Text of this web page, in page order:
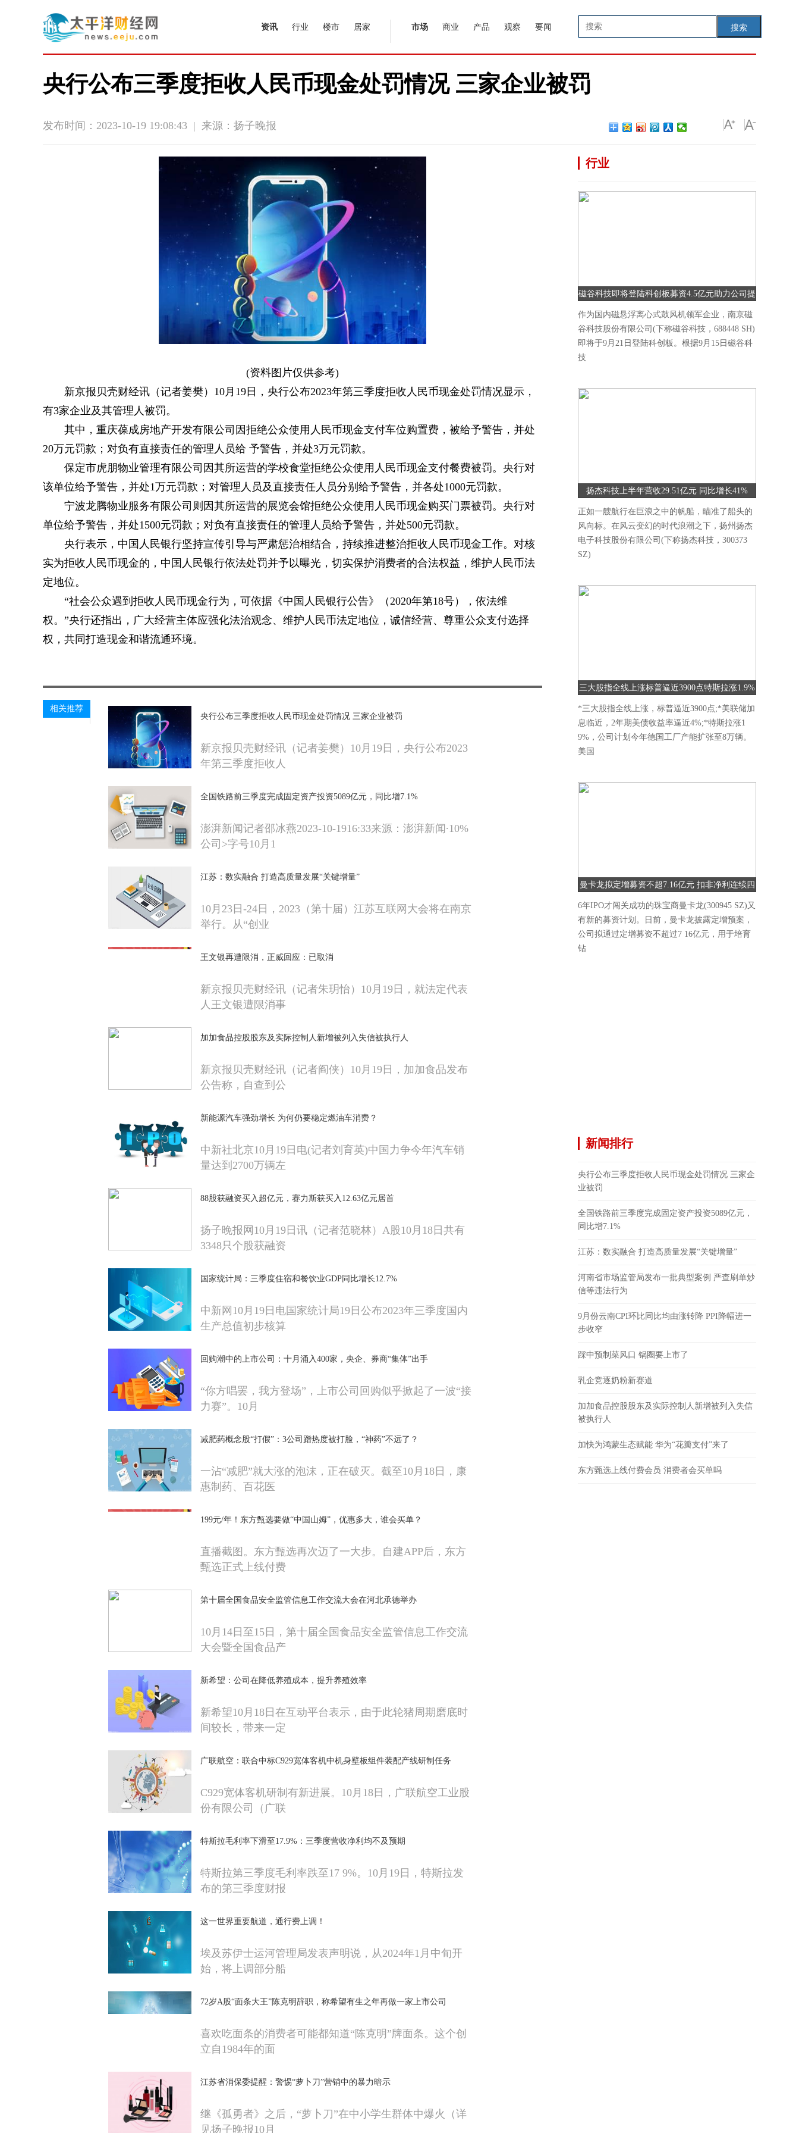
搜索
资讯 行业 楼市 居家 市场 商业 产品 观察 要闻
央行公布三季度拒收人民币现金处罚情况 三家企业被罚
发布时间：2023-10-19 19:08:43 | 来源：扬子晚报
(资料图片仅供参考)
新京报贝壳财经讯（记者姜樊）10月19日，央行公布2023年第三季度拒收人民币现金处罚情况显示，
有3家企业及其管理人被罚。
其中，重庆葆成房地产开发有限公司因拒绝公众使用人民币现金支付车位购置费，被给予警告，并处
20万元罚款；对负有直接责任的管理人员给 予警告，并处3万元罚款。
保定市虎朋物业管理有限公司因其所运营的学校食堂拒绝公众使用人民币现金支付餐费被罚。央行对
该单位给予警告，并处1万元罚款；对管理人员及直接责任人员分别给予警告，并各处1000元罚款。
宁波龙腾物业服务有限公司则因其所运营的展览会馆拒绝公众使用人民币现金购买门票被罚。央行对
单位给予警告，并处1500元罚款；对负有直接责任的管理人员给予警告，并处500元罚款。
央行表示，中国人民银行坚持宣传引导与严肃惩治相结合，持续推进整治拒收人民币现金工作。对核
实为拒收人民币现金的，中国人民银行依法处罚并予以曝光，切实保护消费者的合法权益，维护人民币法
定地位。
“社会公众遇到拒收人民币现金行为，可依据《中国人民银行公告》（2020年第18号），依法维
权。”央行还指出，广大经营主体应强化法治观念、维护人民币法定地位，诚信经营、尊重公众支付选择
权，共同打造现金和谐流通环境。
相关推荐
央行公布三季度拒收人民币现金处罚情况 三家企业被罚
新京报贝壳财经讯（记者姜樊）10月19日，央行公布2023
年第三季度拒收人
全国铁路前三季度完成固定资产投资5089亿元，同比增7.1%
澎湃新闻记者邵冰燕2023-10-1916:33来源：澎湃新闻∙10%
公司>字号10月1
江苏：数实融合 打造高质量发展“关键增量”
10月23日-24日，2023（第十届）江苏互联网大会将在南京
举行。从“创业
王文银再遭限消，正威回应：已取消
新京报贝壳财经讯（记者朱玥怡）10月19日，就法定代表
人王文银遭限消事
加加食品控股股东及实际控制人新增被列入失信被执行人
新京报贝壳财经讯（记者阎侠）10月19日，加加食品发布
公告称，自查到公
新能源汽车强劲增长 为何仍要稳定燃油车消费？
中新社北京10月19日电(记者刘育英)中国力争今年汽车销
量达到2700万辆左
88股获融资买入超亿元，赛力斯获买入12.63亿元居首
扬子晚报网10月19日讯（记者范晓林）A股10月18日共有
3348只个股获融资
国家统计局：三季度住宿和餐饮业GDP同比增长12.7%
中新网10月19日电国家统计局19日公布2023年三季度国内
生产总值初步核算
回购潮中的上市公司：十月涌入400家，央企、券商“集体”出手
“你方唱罢，我方登场”，上市公司回购似乎掀起了一波“接
力赛”。10月
减肥药概念股“打假”：3公司蹭热度被打脸，“神药”不远了？
一沾“减肥”就大涨的泡沫，正在破灭。截至10月18日，康
惠制药、百花医
199元/年！东方甄选要做“中国山姆”，优惠多大，谁会买单？
直播截图。东方甄选再次迈了一大步。自建APP后，东方
甄选正式上线付费
第十届全国食品安全监管信息工作交流大会在河北承德举办
10月14日至15日，第十届全国食品安全监管信息工作交流
大会暨全国食品产
新希望：公司在降低养殖成本，提升养殖效率
新希望10月18日在互动平台表示，由于此轮猪周期磨底时
间较长，带来一定
广联航空：联合中标C929宽体客机中机身壁板组件装配产线研制任务
C929宽体客机研制有新进展。10月18日，广联航空工业股
份有限公司（广联
特斯拉毛利率下滑至17.9%：三季度营收净利均不及预期
特斯拉第三季度毛利率跌至17 9%。10月19日，特斯拉发
布的第三季度财报
这一世界重要航道，通行费上调！
埃及苏伊士运河管理局发表声明说，从2024年1月中旬开
始，将上调部分船
72岁A股“面条大王”陈克明辞职，称希望有生之年再做一家上市公司
喜欢吃面条的消费者可能都知道“陈克明”牌面条。这个创
立自1984年的面
江苏省消保委提醒：警惕“萝卜刀”营销中的暴力暗示
继《孤勇者》之后，“萝卜刀”在中小学生群体中爆火（详
见扬子晚报10月
行业
磁谷科技即将登陆科创板募资4.5亿元助力公司提
升研发能力
作为国内磁悬浮离心式鼓风机领军企业，南京磁
谷科技股份有限公司(下称磁谷科技，688448 SH)
即将于9月21日登陆科创板。根据9月15日磁谷科
技
扬杰科技上半年营收29.51亿元 同比增长41%
正如一艘航行在巨浪之中的帆船，瞄准了船头的
风向标。在风云变幻的时代浪潮之下，扬州扬杰
电子科技股份有限公司(下称扬杰科技，300373
SZ)
三大股指全线上涨标普逼近3900点特斯拉涨1.9%
*三大股指全线上涨，标普逼近3900点;*美联储加
息临近，2年期美债收益率逼近4%;*特斯拉涨1
9%，公司计划今年德国工厂产能扩张至8万辆。
美国
曼卡龙拟定增募资不超7.16亿元 扣非净利连续四
季度下降
6年IPO才闯关成功的珠宝商曼卡龙(300945 SZ)又
有新的募资计划。日前，曼卡龙披露定增预案，
公司拟通过定增募资不超过7 16亿元，用于培育
钻
新闻排行
央行公布三季度拒收人民币现金处罚情况 三家企
业被罚
全国铁路前三季度完成固定资产投资5089亿元，
同比增7.1%
江苏：数实融合 打造高质量发展“关键增量”
河南省市场监管局发布一批典型案例 严查刷单炒
信等违法行为
9月份云南CPI环比同比均由涨转降 PPI降幅进一
步收窄
踩中预制菜风口 锅圈要上市了
乳企竞逐奶粉新赛道
加加食品控股股东及实际控制人新增被列入失信
被执行人
加快为鸿蒙生态赋能 华为“花瓣支付”来了
东方甄选上线付费会员 消费者会买单吗